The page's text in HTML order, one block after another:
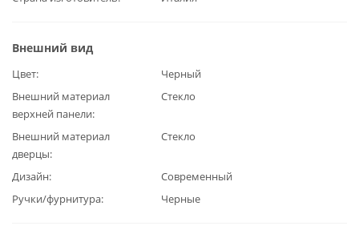
Внешний вид
Цвет
Черный
Внешний материал
верхней панели
Стекло
Внешний материал
дверцы
Стекло
Дизайн
Современный
Ручки/фурнитура
Черные